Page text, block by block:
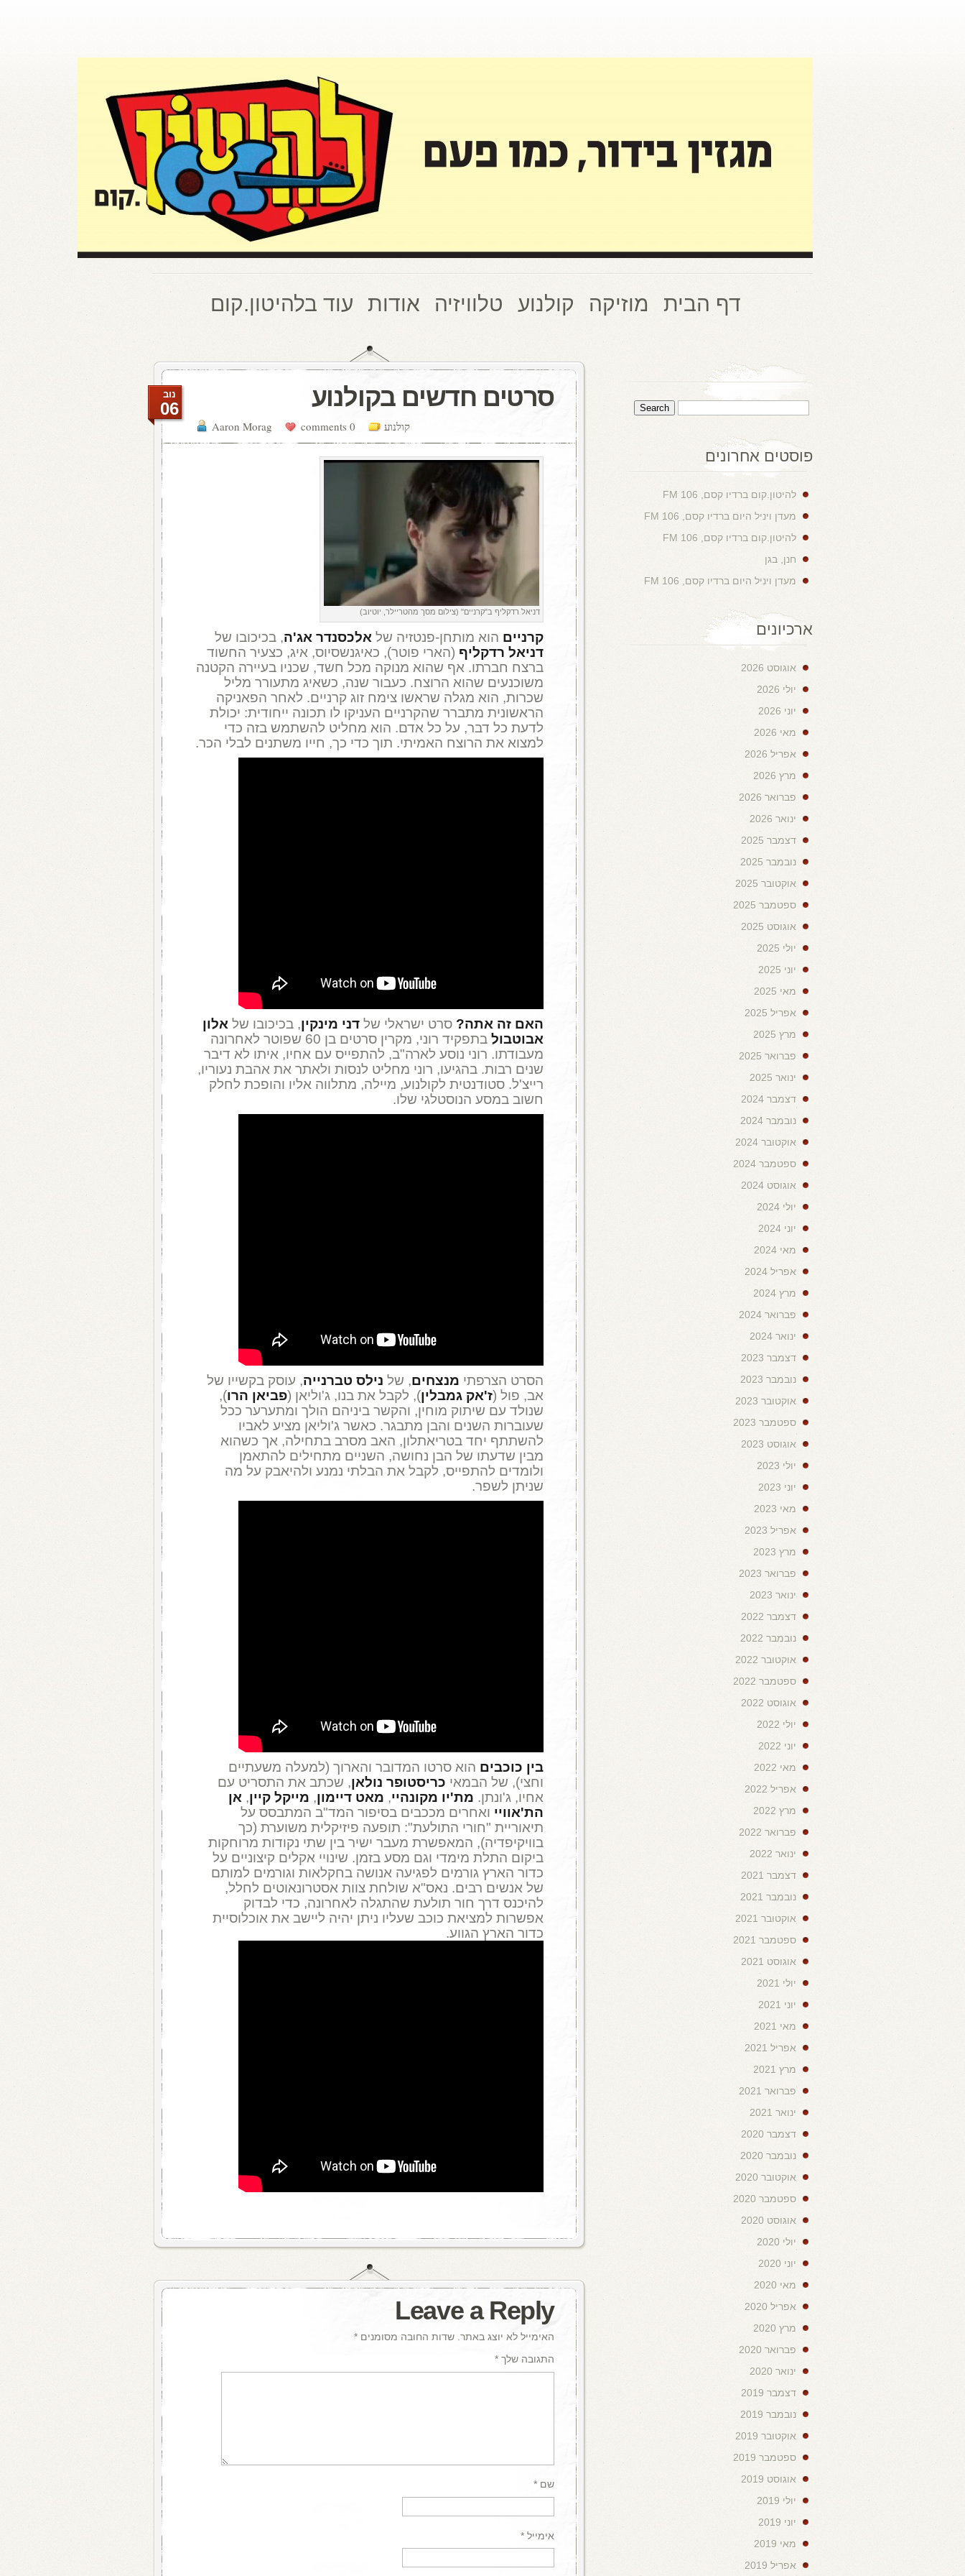
דף הבית מוזיקה קולנוע טלוויזיה אודות עוד בלהיטון.קום
סרטים חדשים בקולנוע
Aaron Morag 0 comments קולנוע
נוב
06
דניאל רדקליף ב"קרניים" (צילום מסך מהטריילר, יוטיוב)
קרניים הוא מותחן-פנטזיה של אלכסנדר אג'ה, בכיכובו של
דניאל רדקליף (הארי פוטר), כאיגנשסיוס, איג, כצעיר החשוד
ברצח חברתו. אף שהוא מנוקה מכל חשד, שכניו בעיירה הקטנה
משוכנעים שהוא הרוצח. כעבור שנה, כשאיג מתעורר מליל
שכרות, הוא מגלה שראשו צימח זוג קרניים. לאחר הפאניקה
הראשונית מתברר שהקרניים העניקו לו תכונה ייחודית: יכולת
לדעת כל דבר, על כל אדם. הוא מחליט להשתמש בזה כדי
למצוא את הרוצח האמיתי. תוך כדי כך, חייו משתנים לבלי הכר.
האם זה אתה? סרט ישראלי של דני מינקין, בכיכובו של אלון
אבוטבול
בתפקיד רוני, מקרין סרטים בן 60 שפוטר לאחרונה
מעבודתו. רוני נוסע לארה"ב, להתפייס עם אחיו, איתו לא דיבר
שנים רבות. בהגיעו, רוני מחליט לנסות ולאתר את אהבת נעוריו,
רייצ'ל. סטודנטית לקולנוע, מיילה, מתלווה אליו והופכת לחלק
חשוב במסע הנוסטלגי שלו.
הסרט הצרפתי מנצחים, של נילס טברנייה, עוסק בקשייו של
אב, פול (ז'אק גמבלין), לקבל את בנו, ג'וליאן (פביאן הרו),
שנולד עם שיתוק מוחין, והקשר ביניהם הולך ומתערער ככל
שעוברות השנים והבן מתבגר. כאשר ג'וליאן מציע לאביו
להשתתף יחד בטריאתלון, האב מסרב בתחילה, אך כשהוא
מבין שדעתו של הבן נחושה, השניים מתחילים להתאמן
ולומדים להתפייס, לקבל את הבלתי נמנע ולהיאבק על מה
שניתן לשפר.
בין כוכבים הוא סרטו המדובר והארוך (למעלה משעתיים
וחצי), של הבמאי כריסטופר נולאן, שכתב את התסריט עם
אחיו, ג'ונתן. מת'יו מקונהיי, מאט דיימון, מייקל קיין, אן
הת'אוויי ואחרים מככבים בסיפור המד"ב המתבסס על
תיאוריית "חורי התולעת": תופעה פיזיקלית משוערת (כך
בוויקיפדיה), המאפשרת מעבר ישיר בין שתי נקודות מרוחקות
ביקום התלת מימדי וגם מסע בזמן. שינויי אקלים קיצוניים על
כדור הארץ גורמים לפגיעה אנושה בחקלאות וגורמים למותם
של אנשים רבים. נאס"א שולחת צוות אסטרונאוטים לחלל,
להיכנס דרך חור תולעת שהתגלה לאחרונה, כדי לבדוק
אפשרות למציאת כוכב שעליו ניתן יהיה ליישב את אוכלוסיית
כדור הארץ הגווע.
Leave a Reply
האימייל לא יוצג באתר. שדות החובה מסומנים *
התגובה שלך *
שם *
אימייל *
פוסטים אחרונים
להיטון.קום ברדיו קסם, 106 FM
מעדן ויניל היום ברדיו קסם, 106 FM
להיטון.קום ברדיו קסם, 106 FM
חנן, בגן
מעדן ויניל היום ברדיו קסם, 106 FM
ארכיונים
אוגוסט 2026
יולי 2026
יוני 2026
מאי 2026
אפריל 2026
מרץ 2026
פברואר 2026
ינואר 2026
דצמבר 2025
נובמבר 2025
אוקטובר 2025
ספטמבר 2025
אוגוסט 2025
יולי 2025
יוני 2025
מאי 2025
אפריל 2025
מרץ 2025
פברואר 2025
ינואר 2025
דצמבר 2024
נובמבר 2024
אוקטובר 2024
ספטמבר 2024
אוגוסט 2024
יולי 2024
יוני 2024
מאי 2024
אפריל 2024
מרץ 2024
פברואר 2024
ינואר 2024
דצמבר 2023
נובמבר 2023
אוקטובר 2023
ספטמבר 2023
אוגוסט 2023
יולי 2023
יוני 2023
מאי 2023
אפריל 2023
מרץ 2023
פברואר 2023
ינואר 2023
דצמבר 2022
נובמבר 2022
אוקטובר 2022
ספטמבר 2022
אוגוסט 2022
יולי 2022
יוני 2022
מאי 2022
אפריל 2022
מרץ 2022
פברואר 2022
ינואר 2022
דצמבר 2021
נובמבר 2021
אוקטובר 2021
ספטמבר 2021
אוגוסט 2021
יולי 2021
יוני 2021
מאי 2021
אפריל 2021
מרץ 2021
פברואר 2021
ינואר 2021
דצמבר 2020
נובמבר 2020
אוקטובר 2020
ספטמבר 2020
אוגוסט 2020
יולי 2020
יוני 2020
מאי 2020
אפריל 2020
מרץ 2020
פברואר 2020
ינואר 2020
דצמבר 2019
נובמבר 2019
אוקטובר 2019
ספטמבר 2019
אוגוסט 2019
יולי 2019
יוני 2019
מאי 2019
אפריל 2019